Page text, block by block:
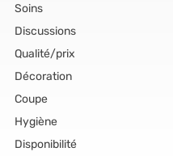
Soins
Discussions
Qualité/prix
Décoration
Coupe
Hygiène
Disponibilité